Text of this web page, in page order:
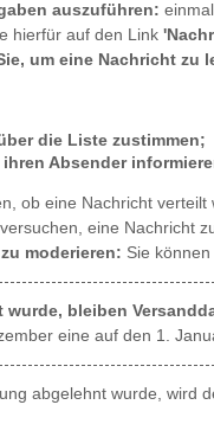
auszuführen: einmal
hierfür auf den Link
um eine Nachricht zu
die Liste zustimmen;
Absender
ob eine Nachricht verteilt
eine Nachricht
moderieren: Sie
bleiben
eine auf den 1.
abgelehnt wurde, wird